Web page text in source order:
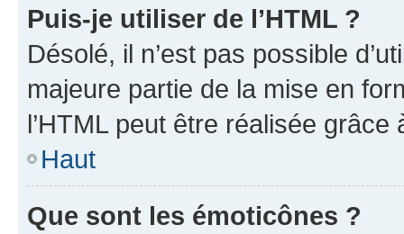
Puis-je utiliser de l’HTML ?
Désolé, il n’est pas possible
majeure partie de la mise en
l’HTML peut être réalisée grâce
Haut
Que sont les émoticônes ?